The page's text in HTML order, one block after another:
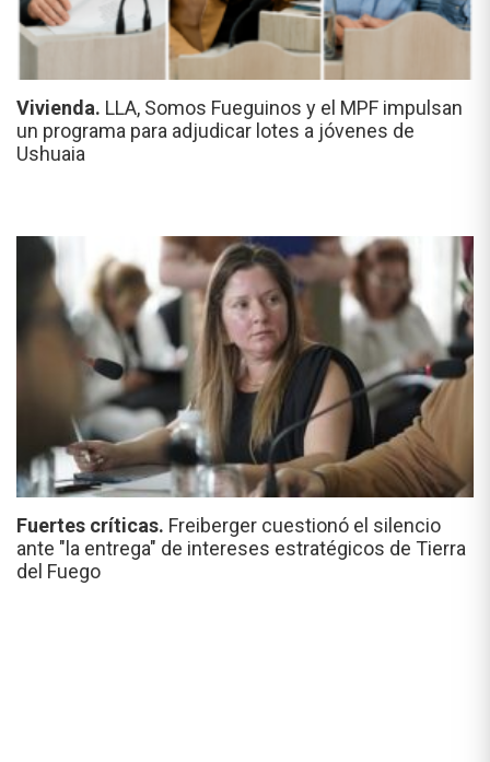
Vivienda. LLA, Somos Fueguinos y el MPF impulsan
un programa para adjudicar lotes a jóvenes de
Ushuaia
Fuertes críticas. Freiberger cuestionó el silencio
ante "la entrega" de intereses estratégicos de Tierra
del Fuego